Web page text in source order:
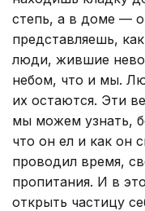
степь, а в доме —
представляешь,
люди, жившие
небом, что и мы.
их остаются. Эти
мы можем узнать,
что он ел и как он
проводил время,
пропитания. И в
открыть частицу